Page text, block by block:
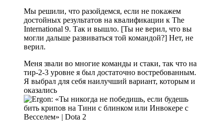
Мы решили, что разойдемся, если не покажем
достойных результатов на квалификации к The
International 9. Так и вышло. [Ты не верил, что вы
могли дальше развиваться той командой?] Нет, не
верил.
Меня звали во многие команды и стаки, так что на
тир-2-3 уровне я был достаточно востребованным.
Я выбрал для себя наилучший вариант, которым и
оказались